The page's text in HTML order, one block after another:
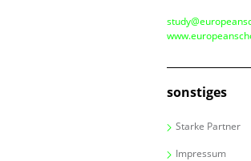
sonstiges
Starke Partner
Impressum